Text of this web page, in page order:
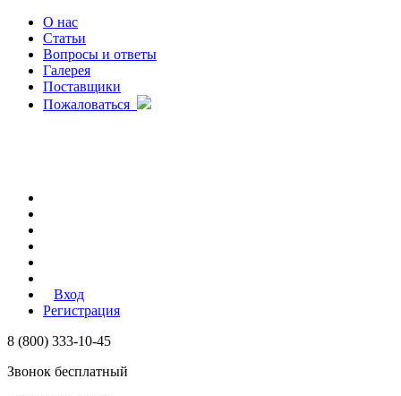
О нас
Статьи
Вопросы и ответы
Галерея
Поставщики
Пожаловаться
Вход
Регистрация
8 (800) 333-10-45
Звонок бесплатный